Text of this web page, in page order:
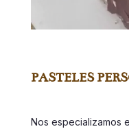
PASTELES
Nos especializamos